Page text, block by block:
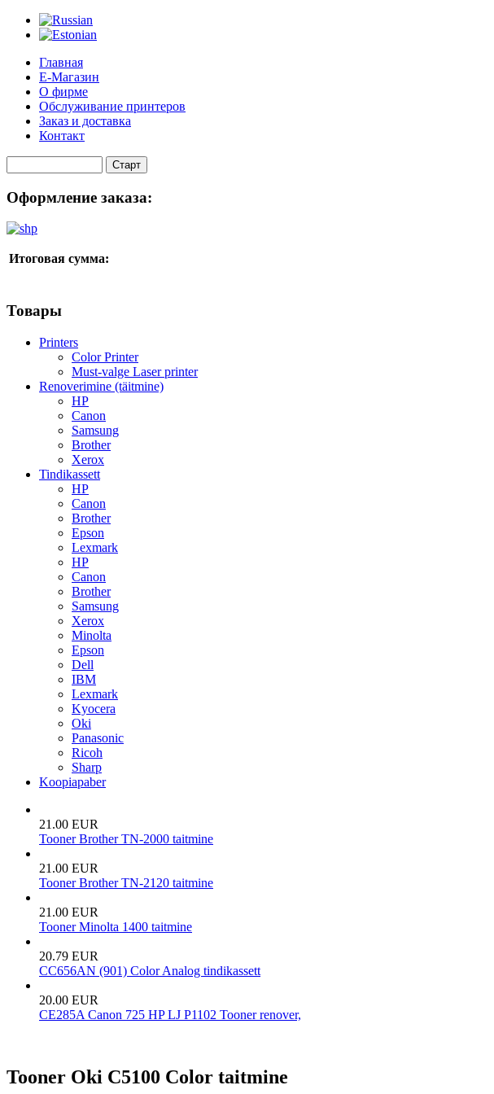
Главная
Е-Магазин
О фирме
Обслуживание принтеров
Заказ и доставка
Контакт
Оформление заказа:
Итоговая сумма:
Товары
Printers
Color Printer
Must-valge Laser printer
Renoverimine (täitmine)
HP
Canon
Samsung
Brother
Xerox
Tindikassett
HP
Canon
Brother
Epson
Lexmark
HP
Canon
Brother
Samsung
Xerox
Minolta
Epson
Dell
IBM
Lexmark
Kyocera
Oki
Panasonic
Ricoh
Sharp
Koopiapaber
21.00 EUR
Tooner Brother TN-2000 taitmine
21.00 EUR
Tooner Brother TN-2120 taitmine
21.00 EUR
Tooner Minolta 1400 taitmine
20.79 EUR
CC656AN (901) Color Analog tindikassett
20.00 EUR
CE285A Canon 725 HP LJ P1102 Tooner renover,
Tooner Oki C5100 Color taitmine